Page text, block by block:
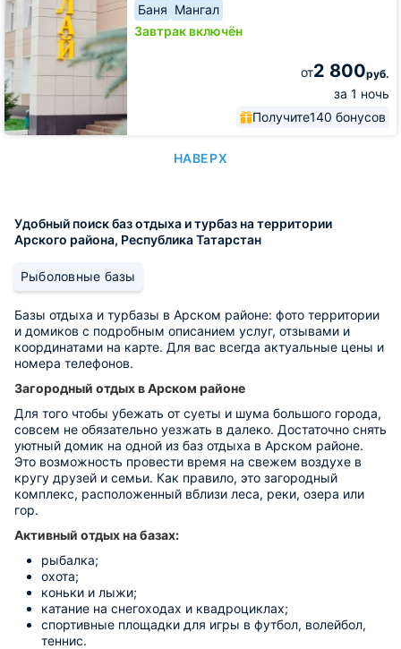
Баня Мангал
Завтрак включён
от2 800руб.
за 1 ночь
Получите140 бонусов
НАВЕРХ
Удобный поиск баз отдыха и турбаз на территории
Арского района, Республика Татарстан
Рыболовные базы
Базы отдыха и турбазы в Арском районе: фото территории
и домиков с подробным описанием услуг, отзывами и
координатами на карте. Для вас всегда актуальные цены и
номера телефонов.
Загородный отдых в Арском районе
Для того чтобы убежать от суеты и шума большого города,
совсем не обязательно уезжать в далеко. Достаточно снять
уютный домик на одной из баз отдыха в Арском районе.
Это возможность провести время на свежем воздухе в
кругу друзей и семьи. Как правило, это загородный
комплекс, расположенный вблизи леса, реки, озера или
гор.
Активный отдых на базах:
рыбалка;
охота;
коньки и лыжи;
катание на снегоходах и квадроциклах;
спортивные площадки для игры в футбол, волейбол,
теннис.